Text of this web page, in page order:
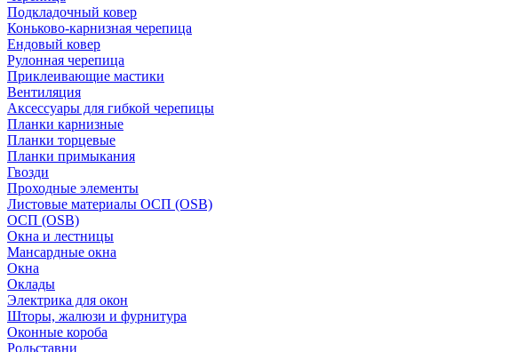
Подкладочный ковер
Коньково-карнизная черепица
Ендовый ковер
Рулонная черепица
Приклеивающие мастики
Вентиляция
Аксессуары для гибкой черепицы
Планки карнизные
Планки торцевые
Планки примыкания
Гвозди
Проходные элементы
Листовые материалы ОСП (OSB)
ОСП (OSB)
Окна и лестницы
Мансардные окна
Окна
Оклады
Электрика для окон
Шторы, жалюзи и фурнитура
Оконные короба
Рольставни